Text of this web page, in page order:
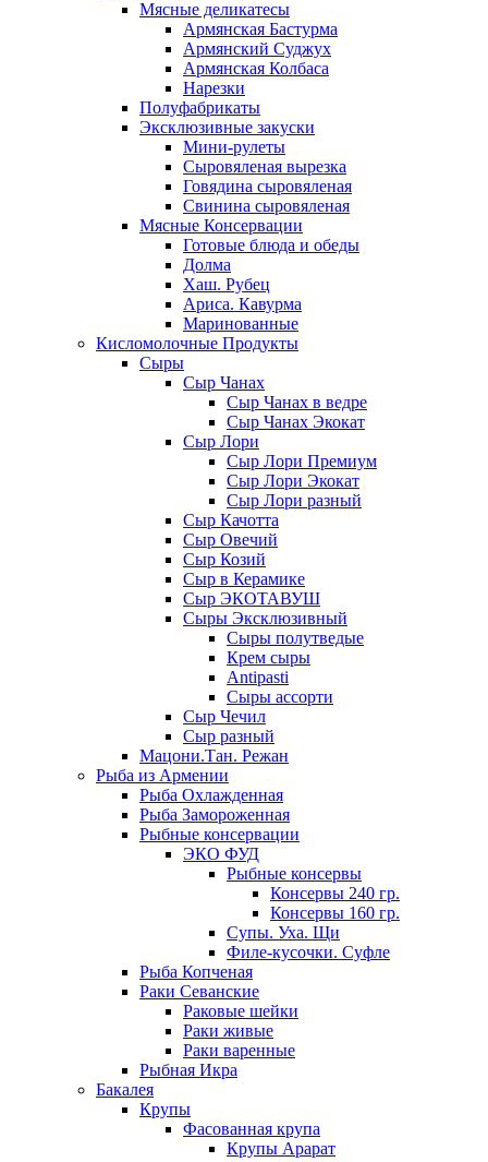
Мясные деликатесы
Армянская Бастурма
Армянский Суджух
Армянская Колбаса
Нарезки
Полуфабрикаты
Эксклюзивные закуски
Мини-рулеты
Сыровяленая вырезка
Говядина сыровяленая
Свинина сыровяленая
Мясные Консервации
Готовые блюда и обеды
Долма
Хаш. Рубец
Ариса. Кавурма
Маринованные
Кисломолочные Продукты
Сыры
Сыр Чанах
Сыр Чанах в ведре
Сыр Чанах Экокат
Сыр Лори
Сыр Лори Премиум
Сыр Лори Экокат
Сыр Лори разный
Сыр Качотта
Сыр Овечий
Сыр Козий
Сыр в Керамике
Сыр ЭКОТАВУШ
Сыры Эксклюзивный
Сыры полутведые
Крем сыры
Antipasti
Сыры ассорти
Сыр Чечил
Сыр разный
Мацони.Тан. Режан
Рыба из Армении
Рыба Охлажденная
Рыба Замороженная
Рыбные консервации
ЭКО ФУД
Рыбные консервы
Консервы 240 гр.
Консервы 160 гр.
Супы. Уха. Щи
Филе-кусочки. Суфле
Рыба Копченая
Раки Севанские
Раковые шейки
Раки живые
Раки варенные
Рыбная Икра
Бакалея
Крупы
Фасованная крупа
Крупы Арарат